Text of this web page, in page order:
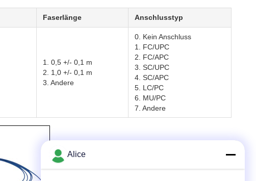
Faserlänge Anschlusstyp
1. 0,5 +/- 0,1 m
2. 1,0 +/- 0,1 m
3. Andere
0. Kein Anschluss
1. FC/UPC
2. FC/APC
3. SC/UPC
4. SC/APC
5. LC/PC
6. MU/PC
7. Andere
Alice